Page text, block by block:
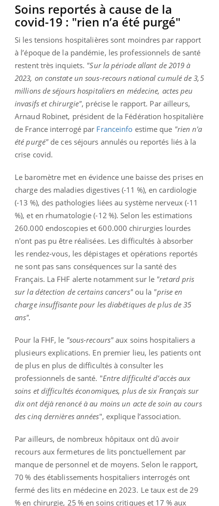
Soins reportés à cause de la
covid-19 : "rien n’a été purgé"
Si les tensions hospitalières sont moindres par rapport
à l’époque de la pandémie, les professionnels de santé
restent très inquiets. "Sur la période allant de 2019 à
2023, on constate un sous-recours national cumulé de 3,5
millions de séjours hospitaliers en médecine, actes peu
invasifs et chirurgie", précise le rapport. Par ailleurs,
Arnaud Robinet, président de la Fédération hospitalière
de France interrogé par Franceinfo estime que "rien n'a
été purgé" de ces séjours annulés ou reportés liés à la
crise covid.
Le baromètre met en évidence une baisse des prises en
charge des maladies digestives (-11 %), en cardiologie
(-13 %), des pathologies liées au système nerveux (-11
%), et en rhumatologie (-12 %). Selon les estimations
260.000 endoscopies et 600.000 chirurgies lourdes
n'ont pas pu être réalisées. Les difficultés à absorber
les rendez-vous, les dépistages et opérations reportés
ne sont pas sans conséquences sur la santé des
Français. La FHF alerte notamment sur le "retard pris
sur la détection de certains cancers"ou la "prise en
charge insuffisante pour les diabétiques de plus de 35
ans".
Pour la FHF, le "sous-recours" aux soins hospitaliers a
plusieurs explications. En premier lieu, les patients ont
de plus en plus de difficultés à consulter les
professionnels de santé. "Entre difficulté d’accès aux
soins et difficultés économiques, plus de six Français sur
dix ont déjà renoncé à au moins un acte de soin au cours
des cinq dernières années", explique l’association.
Par ailleurs, de nombreux hôpitaux ont dû avoir
recours aux fermetures de lits ponctuellement par
manque de personnel et de moyens. Selon le rapport,
70 % des établissements hospitaliers interrogés ont
fermé des lits en médecine en 2023. Le taux est de 29
% en chirurgie, 25 % en soins critiques et 17 %aux